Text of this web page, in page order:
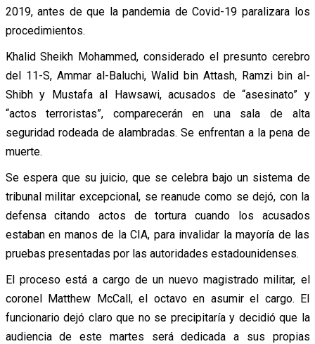
2019, antes de que la pandemia de Covid-19 paralizara los
procedimientos.
Khalid Sheikh Mohammed, considerado el presunto cerebro
del 11-S, Ammar al-Baluchi, Walid bin Attash, Ramzi bin al-
Shibh y Mustafa al Hawsawi, acusados de “asesinato” y
“actos terroristas”, comparecerán en una sala de alta
seguridad rodeada de alambradas. Se enfrentan a la pena de
muerte.
Se espera que su juicio, que se celebra bajo un sistema de
tribunal militar excepcional, se reanude como se dejó, con la
defensa citando actos de tortura cuando los acusados
estaban en manos de la CIA, para invalidar la mayoría de las
pruebas presentadas por las autoridades estadounidenses.
El proceso está a cargo de un nuevo magistrado militar, el
coronel Matthew McCall, el octavo en asumir el cargo. El
funcionario dejó claro que no se precipitaría y decidió que la
audiencia de este martes será dedicada a sus propias